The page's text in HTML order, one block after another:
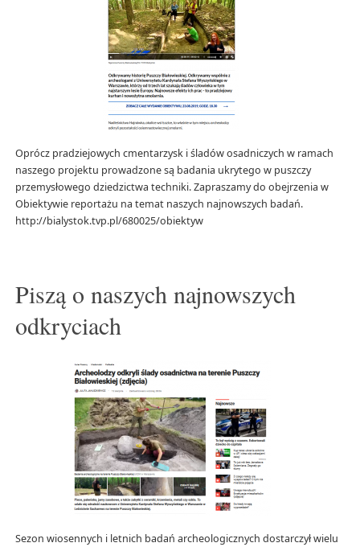
Oprócz pradziejowych cmentarzysk i śladów osadniczych w ramach
naszego projektu prowadzone są badania ukrytego w puszczy
przemysłowego dziedzictwa techniki. Zapraszamy do obejrzenia w
Obiektywie reportażu na temat naszych najnowszych badań.
http://bialystok.tvp.pl/680025/obiektyw
Piszą o naszych najnowszych
odkryciach
Sezon wiosennych i letnich badań archeologicznych dostarczył wielu